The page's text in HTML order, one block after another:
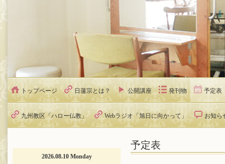
トップページ 日蓮宗とは？ 公開講座 発刊物 予定表
九州教区「ハロー仏教」 Webラジオ「旭日に向かって」 お知ら
予定表
2026.08.10 Monday